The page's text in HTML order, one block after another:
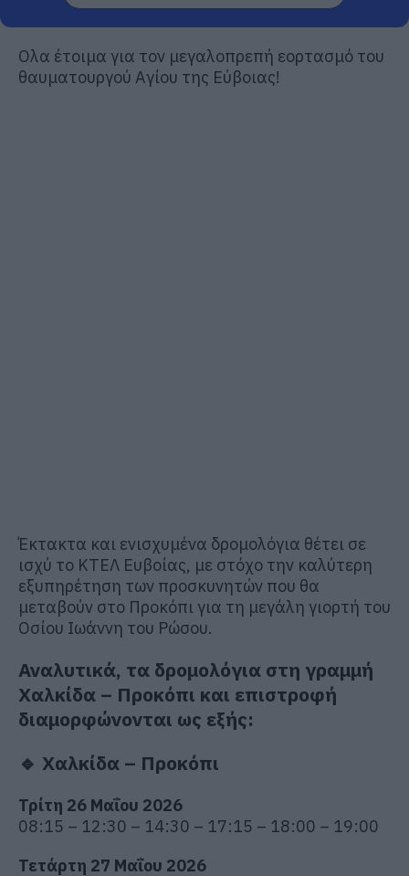
Ολα έτοιμα για τον μεγαλοπρεπή εορτασμό του
θαυματουργού Αγίου της Εύβοιας!
Έκτακτα και ενισχυμένα δρομολόγια θέτει σε
ισχύ το ΚΤΕΛ Ευβοίας, με στόχο την καλύτερη
εξυπηρέτηση των προσκυνητών που θα
μεταβούν στο Προκόπι για τη μεγάλη γιορτή του
Οσίου Ιωάννη του Ρώσου.
Αναλυτικά, τα δρομολόγια στη γραμμή
Χαλκίδα – Προκόπι και επιστροφή
διαμορφώνονται ως εξής:
🔹 Χαλκίδα – Προκόπι
Τρίτη 26 Μαΐου 2026
08:15 – 12:30 – 14:30 – 17:15 – 18:00 – 19:00
Τετάρτη 27 Μαΐου 2026